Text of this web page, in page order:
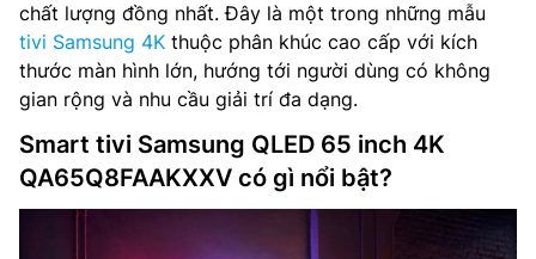
chất lượng đồng nhất. Đây là một trong những mẫu
tivi Samsung 4K thuộc phân khúc cao cấp với kích
thước màn hình lớn, hướng tới người dùng có không
gian rộng và nhu cầu giải trí đa dạng.
Smart tivi Samsung QLED 65 inch 4K
QA65Q8FAAKXXV có gì nổi bật?